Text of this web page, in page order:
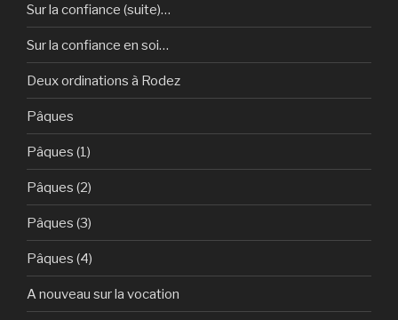
Sur la confiance (suite)…
Sur la confiance en soi…
Deux ordinations à Rodez
Pâques
Pâques (1)
Pâques (2)
Pâques (3)
Pâques (4)
A nouveau sur la vocation